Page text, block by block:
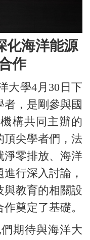
化海洋能源
作
大學4月30日下
，是剛參與國
構共同主辦的
頂尖學者們，法
淨零排放、海洋
行深入討論，
與教育的相關設
奠定了基礎。
期待與海洋大